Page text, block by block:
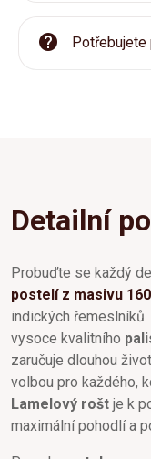
Potřebujete
Detailní
Probuďte se každý
postelí z masivu
indických řemeslníků.
vysoce kvalitního
zaručuje dlouhou
volbou pro každého,
Lamelový rošt je k
maximální pohodlí a